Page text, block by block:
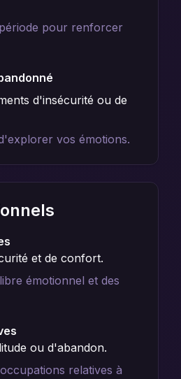
pour renforcer
d'insécurité ou de
vos émotions.
et de confort.
émotionnel et des
ou d'abandon.
relatives à